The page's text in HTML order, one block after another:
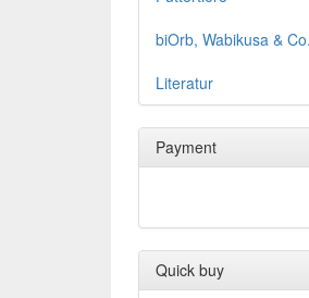
biOrb, Wabikusa & Co.
Literatur
Payment
Quick buy